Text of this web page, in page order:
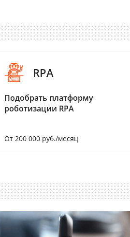
RPA
Подобрать платформу
роботизации RPA
От 200 000 руб./месяц